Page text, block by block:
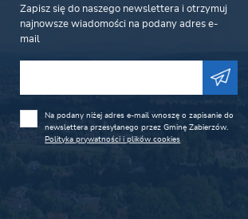
Zapisz się do naszego newslettera i otrzymuj
najnowsze wiadomości na podany adres e-
mail
Na podany niżej adres e-mail wnoszę o zapisanie do
newslettera przesyłanego przez Gminę Zabierzów.
Polityka prywatności i plików cookies